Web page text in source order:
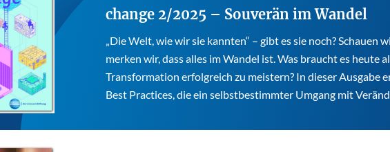
change 2/2025 – Souverän im Wandel
„Die Welt, wie wir sie kannten“ – gibt es sie noch? Schauen
merken wir, dass alles im Wandel ist. Was braucht es heute
Transformation erfolgreich zu meistern? In dieser Ausgabe
Best Practices, die ein selbstbestimmter Umgang mit